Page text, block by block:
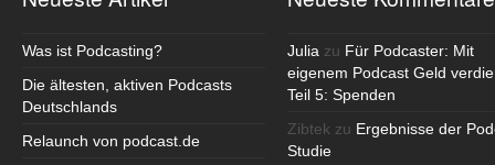
Was ist Podcasting?
Die ältesten, aktiven Podcasts
Deutschlands
Relaunch von podcast.de
Julia zu Für Podcaster: Mit
eigenem Podcast Geld
Teil 5: Spenden
Zibtek zu Ergebnisse der
Studie